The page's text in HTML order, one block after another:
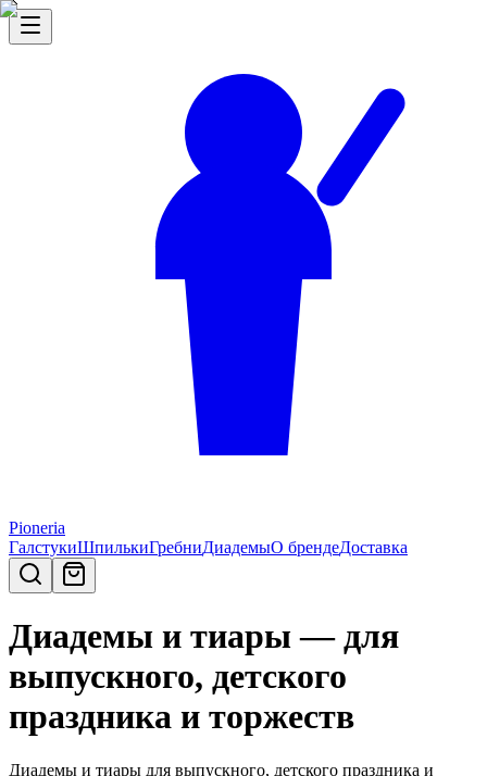
Pioneria
ГалстукиШпилькиГребниДиадемыО брендеДоставка
Диадемы и тиары — для
выпускного, детского
праздника и торжеств
Диадемы и тиары для выпускного, детского праздника и